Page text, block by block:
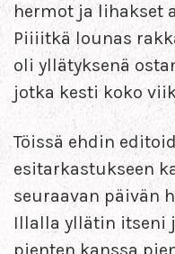
hermot ja lihakset
Piiiitkä lounas
oli yllätyksenä
jotka kesti koko
Töissä ehdin
esitarkastukseen
seuraavan päivän
Illalla yllätin itseni